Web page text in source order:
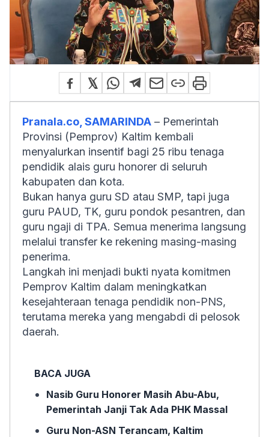
Pranala.co, SAMARINDA – Pemerintah
Provinsi (Pemprov) Kaltim kembali
menyalurkan insentif bagi 25 ribu tenaga
pendidik alais guru honorer di seluruh
kabupaten dan kota.
Bukan hanya guru SD atau SMP, tapi juga
guru PAUD, TK, guru pondok pesantren, dan
guru ngaji di TPA. Semua menerima langsung
melalui transfer ke rekening masing-masing
penerima.
Langkah ini menjadi bukti nyata komitmen
Pemprov Kaltim dalam meningkatkan
kesejahteraan tenaga pendidik non-PNS,
terutama mereka yang mengabdi di pelosok
daerah.
BACA JUGA
Nasib Guru Honorer Masih Abu-Abu,
Pemerintah Janji Tak Ada PHK Massal
Guru Non-ASN Terancam, Kaltim